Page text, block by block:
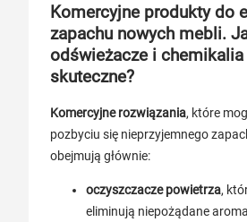
Komercyjne produkty do
zapachu nowych mebli.
odświeżacze i chemikalia
skuteczne?
Komercyjne rozwiązania, które
pozbyciu się nieprzyjemnego
obejmują głównie:
oczyszczacze powietrza,
eliminują niepożądane